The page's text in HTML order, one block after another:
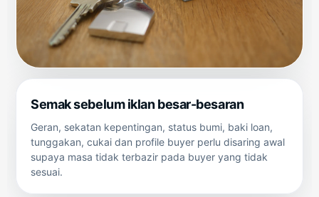
Semak sebelum iklan besar-besaran
Geran, sekatan kepentingan, status bumi, baki loan,
tunggakan, cukai dan profile buyer perlu disaring awal
supaya masa tidak terbazir pada buyer yang tidak
sesuai.